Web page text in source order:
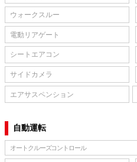
ウォークスルー
電動リアゲート
シートエアコン
サイドカメラ
エアサスペンション
自動運転
オートクルーズコントロール